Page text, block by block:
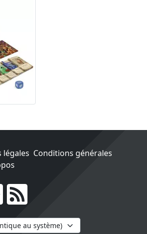
légales Conditions générales